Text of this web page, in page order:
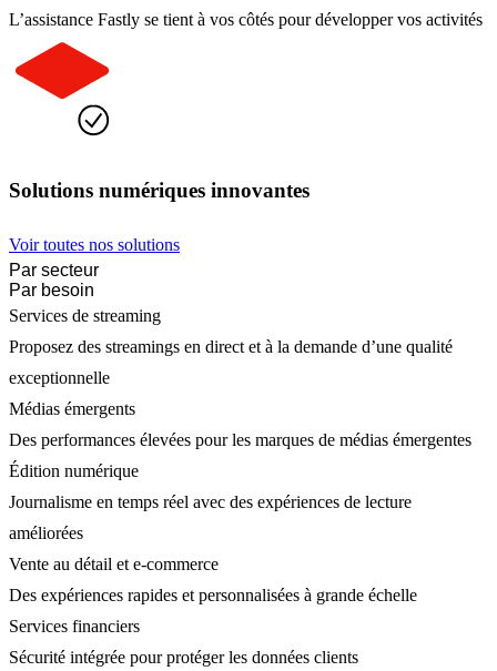
L’assistance Fastly se tient à vos côtés pour développer vos activités
Solutions numériques innovantes
Voir toutes nos solutions
Par secteur
Par besoin
Services de streaming
Proposez des streamings en direct et à la demande d’une qualité
exceptionnelle
Médias émergents
Des performances élevées pour les marques de médias émergentes
Édition numérique
Journalisme en temps réel avec des expériences de lecture
améliorées
Vente au détail et e-commerce
Des expériences rapides et personnalisées à grande échelle
Services financiers
Sécurité intégrée pour protéger les données clients